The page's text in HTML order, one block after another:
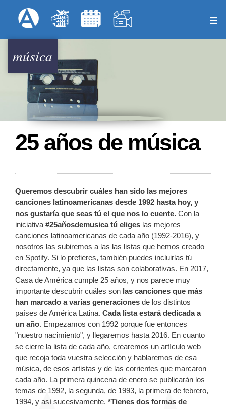
al
Menú Superior
música
25 años de música
Queremos descubrir cuáles han sido las mejores
canciones latinoamericanas desde 1992 hasta hoy, y
nos gustaría que seas tú el que nos lo cuente. Con la
iniciativa #25añosdemusica tú eliges las mejores
canciones latinoamericanas de cada año (1992-2016), y
nosotros las subiremos a las las listas que hemos creado
en Spotify. Si lo prefieres, también puedes incluirlas tú
directamente, ya que las listas son colaborativas. En 2017,
Casa de América cumple 25 años, y nos parece muy
importante descubrir cuáles son las canciones que más
han marcado a varias generaciones de los distintos
países de América Latina. Cada lista estará dedicada a
un año. Empezamos con 1992 porque fue entonces
"nuestro nacimiento", y llegaremos hasta 2016. En cuanto
se cierre la lista de cada año, crearemos un artículo web
que recoja toda vuestra selección y hablaremos de esa
música, de esos artistas y de las corrientes que marcaron
cada año. La primera quincena de enero se publicarán los
temas de 1992, la segunda, de 1993, la primera de febrero,
1994, y así sucesivamente. *Tienes dos formas de